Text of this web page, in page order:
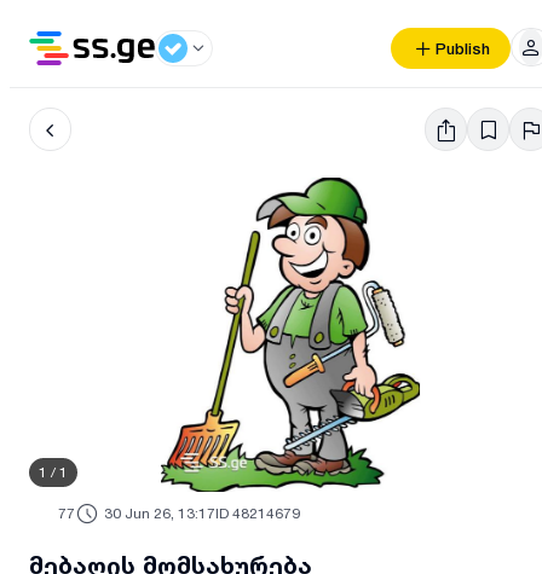
Publish
1 / 1
77 30 Jun 26, 13:17ID 48214679
მებაღის მომსახურება